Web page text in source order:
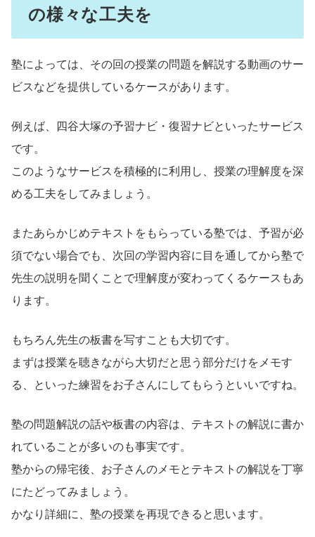
の様々な工夫を
塾によっては、その回の授業の問題を解説する動画のサー
ビスなどを提供しているケースがあります。
例えば、四谷大塚の予習ナビ・復習ナビといったサービス
です。
このようなサービスを積極的に利用し、授業の理解度を深
める工夫をしてみましょう。
またあらかじめテキストをもらっている塾では、予習が必
須でない場合でも、次回の学習内容に目を通してから塾で
先生の説明を聞くことで理解度が変わってくるケースもあ
ります。
もちろん先生の板書を写すことも大切です。
まずは授業を聴きながら大切だと思う部分だけをメモす
る、といった練習をお子さんにしてもらうといいですね。
塾の問題解説の話や板書の内容は、テキストの解説に書か
れていることが多いのも事実です。
塾からの帰宅後、お子さんのメモとテキストの解説を丁寧
にたどってみましょう。
かなり詳細に、塾の授業を再現できると思います。